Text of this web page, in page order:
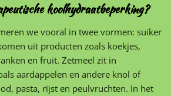
koolhydraatbeperking?
we vooral in twee vormen: suiker
uit producten zoals koekjes,
en fruit. Zetmeel zit in
aardappelen en andere knol of
pasta, rijst en peulvruchten. In het